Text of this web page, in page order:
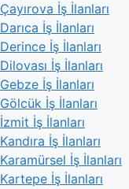
Çayırova İş İlanları
Darıca İş İlanları
Derince İş İlanları
Dilovası İş İlanları
Gebze İş İlanları
Gölcük İş İlanları
İzmit İş İlanları
Kandıra İş İlanları
Karamürsel İş İlanları
Kartepe İş İlanları